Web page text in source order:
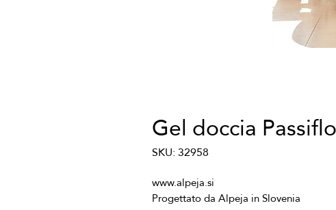
Gel doccia
SKU: 32958